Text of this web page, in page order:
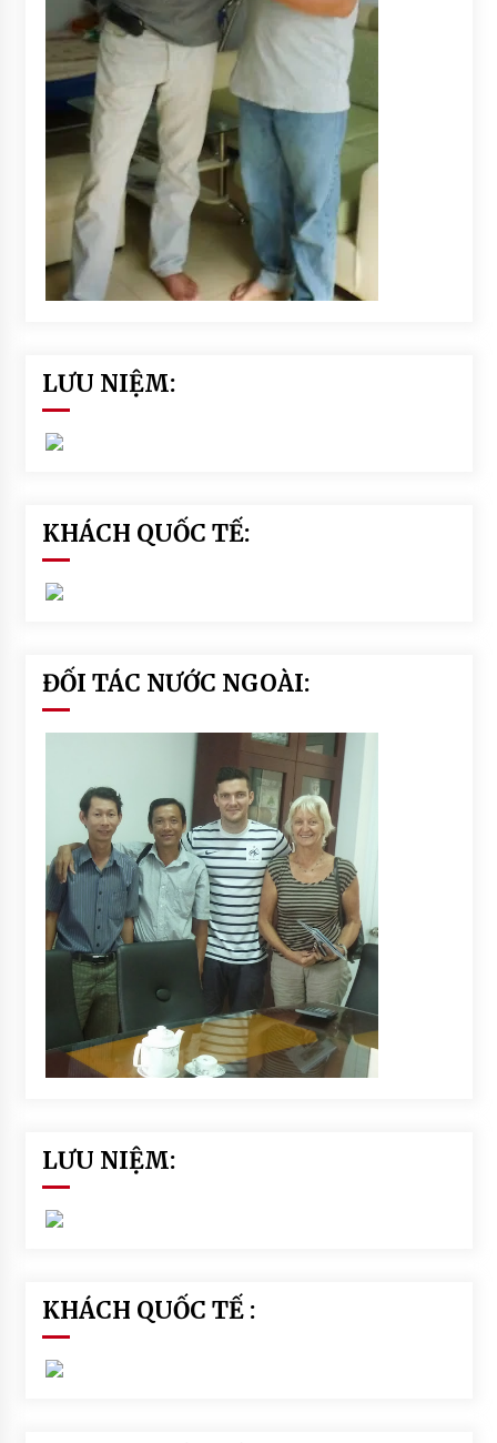
LƯU NIỆM:
KHÁCH QUỐC TẾ:
ĐỐI TÁC NƯỚC NGOÀI:
LƯU NIỆM:
KHÁCH QUỐC TẾ :